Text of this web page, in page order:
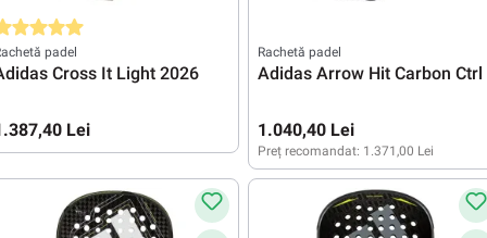
medie de 5 din 5 stele
padel
Cross It Light 2026
Lei
Rachetă padel
Adidas Arrow Hit Carbon Ctrl
1.040,40 Lei
Preț recomandat: 1.371,00 Lei